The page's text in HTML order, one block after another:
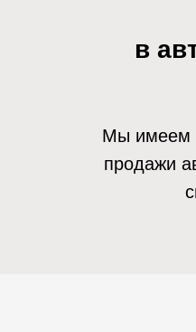
в
Мы имеем
продажи